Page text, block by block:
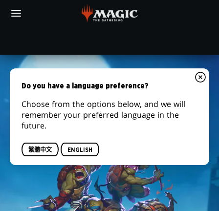
的
當
地
戲
店
万
TEENAGE
MUTANT
TURTLES
現已上市
Do you have a language preference?
Choose from the options below, and we will
remember your preferred language in the
future.
繁體中文 ENGLISH